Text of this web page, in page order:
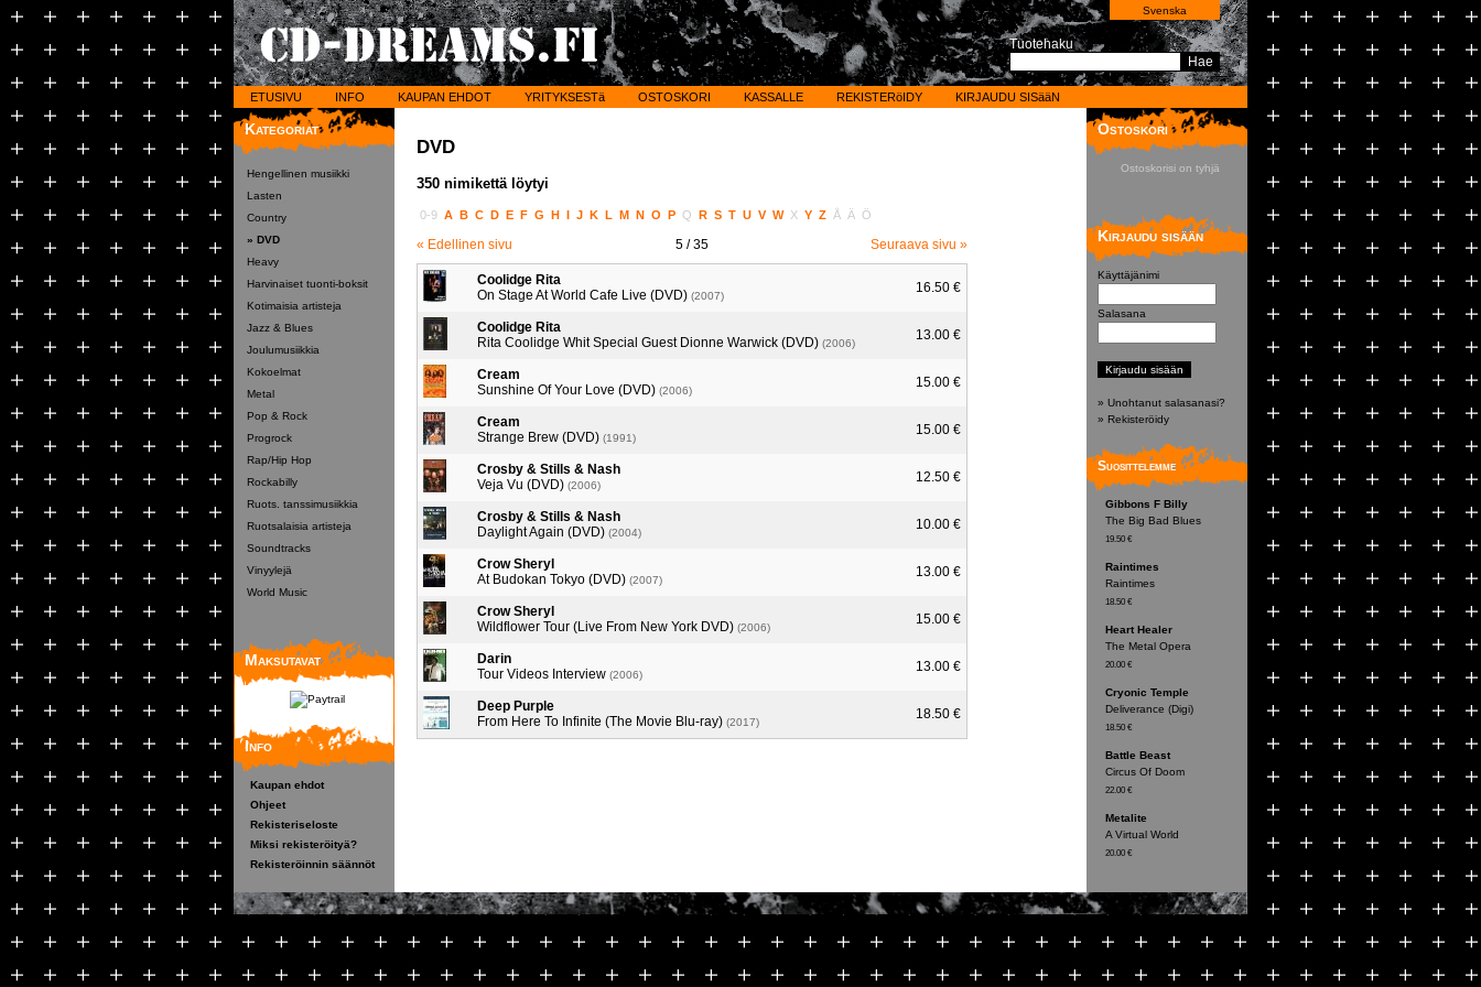
Svenska
Tuotehaku
Hae
ETUSIVU INFO KAUPAN EHDOT YRITYKSESTä OSTOSKORI KASSALLE REKISTERöIDY KIRJAUDU SISääN
Kategoriat
Hengellinen musiikki
Lasten
Country
» DVD
Heavy
Harvinaiset tuonti-boksit
Kotimaisia artisteja
Jazz & Blues
Joulumusiikkia
Kokoelmat
Metal
Pop & Rock
Progrock
Rap/Hip Hop
Rockabilly
Ruots. tanssimusiikkia
Ruotsalaisia artisteja
Soundtracks
Vinyylejä
World Music
Maksutavat
Info
Kaupan ehdot
Ohjeet
Rekisteriseloste
Miksi rekisteröityä?
Rekisteröinnin säännöt
DVD
350 nimikettä löytyi
0-9 A B C D E F G H I J K L M N O P Q R S T U V W X Y Z Å Ä Ö
« Edellinen sivu 5 / 35 Seuraava sivu »
Coolidge Rita
On Stage At World Cafe Live (DVD) (2007)
16.50 €
Coolidge Rita
Rita Coolidge Whit Special Guest Dionne Warwick (DVD) (2006)
13.00 €
Cream
Sunshine Of Your Love (DVD) (2006)
15.00 €
Cream
Strange Brew (DVD) (1991)
15.00 €
Crosby & Stills & Nash
Veja Vu (DVD) (2006)
12.50 €
Crosby & Stills & Nash
Daylight Again (DVD) (2004)
10.00 €
Crow Sheryl
At Budokan Tokyo (DVD) (2007)
13.00 €
Crow Sheryl
Wildflower Tour (Live From New York DVD) (2006)
15.00 €
Darin
Tour Videos Interview (2006)
13.00 €
Deep Purple
From Here To Infinite (The Movie Blu-ray) (2017)
18.50 €
Ostoskori
Ostoskorisi on tyhjä
Kirjaudu sisään
Käyttäjänimi
Salasana
» Unohtanut salasanasi?
» Rekisteröidy
Suosittelemme
Gibbons F Billy
The Big Bad Blues
19.50 €
Raintimes
Raintimes
18.50 €
Heart Healer
The Metal Opera
20.00 €
Cryonic Temple
Deliverance (Digi)
18.50 €
Battle Beast
Circus Of Doom
22.00 €
Metalite
A Virtual World
20.00 €